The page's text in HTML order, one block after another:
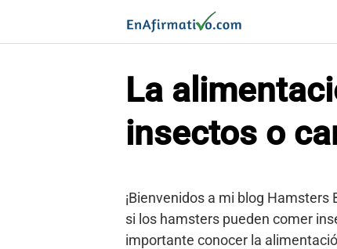
contenido
La
insectos o
¡Bienvenidos a mi blog
si los hamsters pueden comer
importante conocer la